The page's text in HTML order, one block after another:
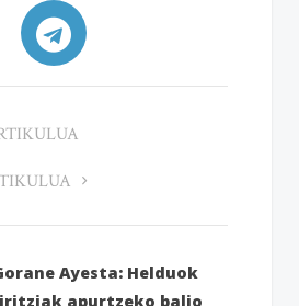
Ayesta: Helduok
apurtzeko balio